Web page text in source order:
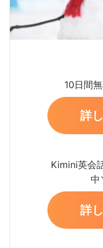
10日間
詳
Kimini英会
中
詳